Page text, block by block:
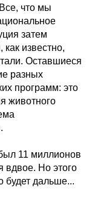
что мы
затем
известно,
Оставшиеся
разных
программ: это
животного
11 миллионов
вдвое. Но этого
будет дальше...